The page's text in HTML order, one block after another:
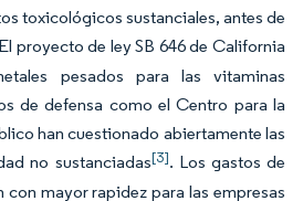
toxicológicos sustanciales, antes de
proyecto de ley SB 646 de California
pesados para las vitaminas
de defensa como el Centro para la
han cuestionado abiertamente las
no sustanciadas[3]. Los gastos de
mayor rapidez para las empresas